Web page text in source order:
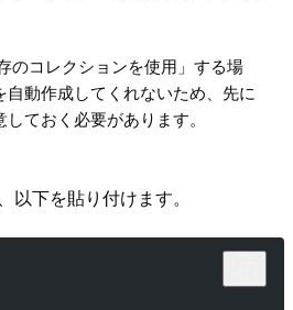
のコレクションを使用」する場
動作成してくれないため、先に
ておく必要があります。
下を貼り付けます。